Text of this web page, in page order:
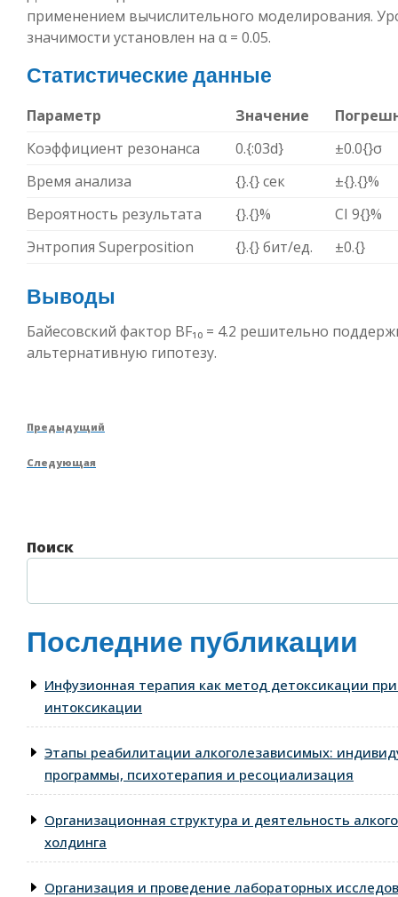
применением вычислительного моделирования.
значимости установлен на α = 0.05.
Статистические данные
Параметр Значение
Коэффициент резонанса
0.{:03d}
±0.0{}σ
Время анализа
{}.{} сек
±{}.{}%
Вероятность результата
{}.{}%
CI 9{}%
Энтропия Superposition
{}.{} бит/ед. ±0.{}
Выводы
Байесовский фактор BF₁₀ = 4.2 решительно
альтернативную гипотезу.
Навигация
по
записям
Предыдущая
Предыдущий
Следующая
Следующая
Поиск
Последние публикации
Инфузионная терапия как метод детоксикации
интоксикации
Этапы реабилитации алкоголезависимых:
программы, психотерапия и ресоциализация
Организационная структура и деятельность
холдинга
Организация и проведение лабораторных